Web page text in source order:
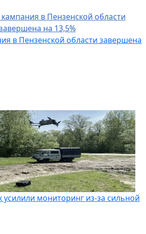
в Пензенской области завершена
усилили мониторинг из-за сильной